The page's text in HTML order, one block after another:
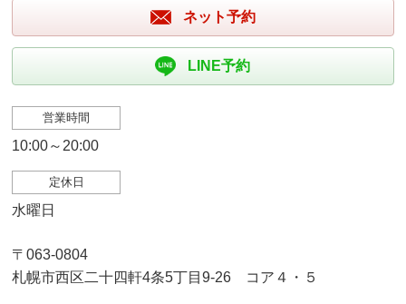
ネット予約
LINE予約
営業時間
10:00～20:00
定休日
水曜日
〒063-0804
札幌市西区二十四軒4条5丁目9-26 コア４・５